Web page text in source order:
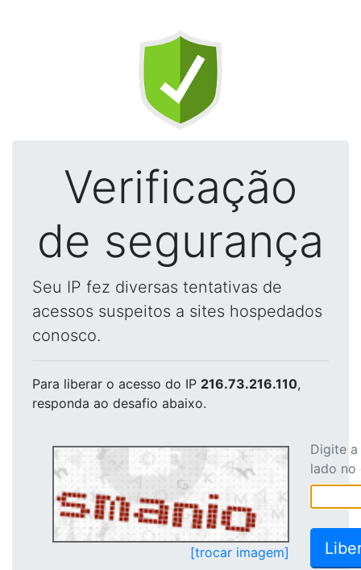
Verificação
de segurança
Seu IP fez diversas tentativas de
acessos suspeitos a sites hospedados
conosco.
Para liberar o acesso do IP 216.73.216.110,
responda ao desafio abaixo.
[trocar imagem]
Digite
lado no